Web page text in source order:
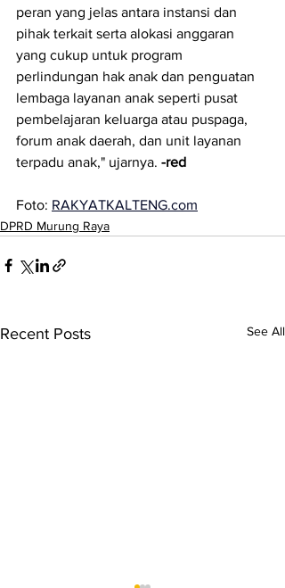
peran yang jelas antara instansi dan
pihak terkait serta alokasi anggaran
yang cukup untuk program
perlindungan hak anak dan penguatan
lembaga layanan anak seperti pusat
pembelajaran keluarga atau puspaga,
forum anak daerah, dan unit layanan
terpadu anak," ujarnya. -red
Foto: RAKYATKALTENG.com
DPRD Murung Raya
Recent Posts See All